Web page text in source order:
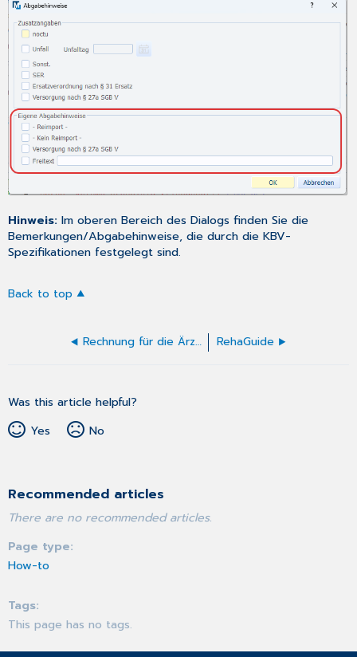
Hinweis:Im oberen Bereich des Dialogs finden Sie die
Bemerkungen/Abgabehinweise, die durch die KBV-
Spezifikationen festgelegt sind.
Back to top
Rechnung für die Ärztliche Unfallmeldung (F1050) erstellen RehaGuide
Was this article helpful?
Yes
No
Recommended articles
There are no recommended articles.
Page type
How-to
Tags
This page has no tags.